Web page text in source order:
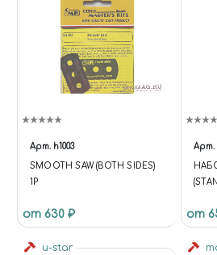
Арт. h1003
SMOOTH SAW (BOTH SIDES)
1P
от 630 ₽
Арт.
от
u-star